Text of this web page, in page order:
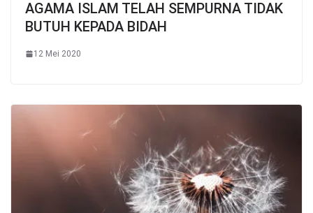
AGAMA ISLAM TELAH SEMPURNA TIDAK
BUTUH KEPADA BIDAH
12 Mei 2020